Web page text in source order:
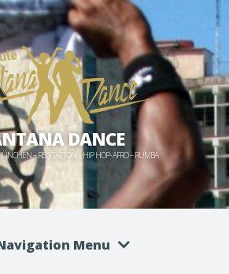
DANCE
– REGGAETON – HIP HOP- AFRO – RUMBA
Menu